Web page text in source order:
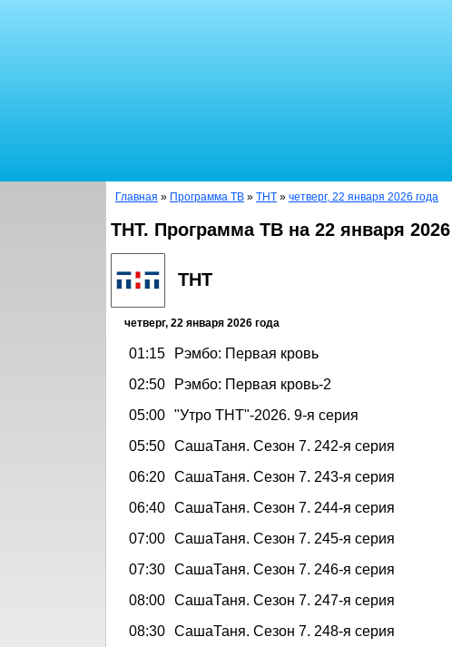
Главная » Программа ТВ » ТНТ » четверг, 22 января 2026 года
ТНТ. Программа ТВ на 22 января 2026
ТНТ
четверг, 22 января 2026 года
01:15
Рэмбо: Первая кровь
02:50
Рэмбо: Первая кровь-2
05:00 "Утро ТНТ"-2026. 9-я серия
05:50 СашаТаня. Сезон 7. 242-я серия
06:20 СашаТаня. Сезон 7. 243-я серия
06:40 СашаТаня. Сезон 7. 244-я серия
07:00 СашаТаня. Сезон 7. 245-я серия
07:30 СашаТаня. Сезон 7. 246-я серия
08:00 СашаТаня. Сезон 7. 247-я серия
08:30 СашаТаня. Сезон 7. 248-я серия